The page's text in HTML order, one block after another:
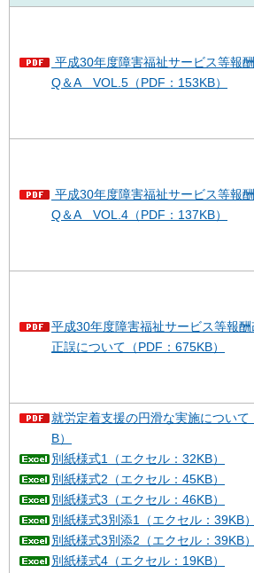
平成30年度障害福祉サービス等報
Q＆A VOL.5（PDF：153KB）
平成30年度障害福祉サービス等報
Q＆A VOL.4（PDF：137KB）
平成30年度障害福祉サービス等報
正誤について（PDF：675KB）
就労定着支援の円滑な実施について
B）
別紙様式1（エクセル：32KB）
別紙様式2（エクセル：45KB）
別紙様式3（エクセル：46KB）
別紙様式3別添1（エクセル：39KB）
別紙様式3別添2（エクセル：39KB）
別紙様式4（エクセル：19KB）